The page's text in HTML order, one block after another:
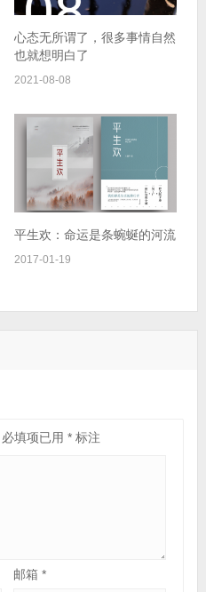
心态无所谓了，很多事情自然
也就想明白了
2021-08-08
平生欢：命运是条蜿蜒的河流
2017-01-19
必填项已用 *标注
邮箱*